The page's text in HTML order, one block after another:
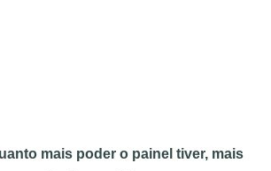
mais poder o painel tiver, mais